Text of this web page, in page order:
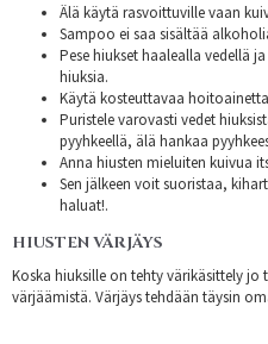
Älä käytä rasvoittuville vaan
Sampoo ei saa sisältää
Pese hiukset haalealla vedellä
hiuksia.
Käytä kosteuttavaa
Puristele varovasti vedet
pyyhkeellä, älä hankaa
Anna hiusten mieluiten kuivua
Sen jälkeen voit suoristaa,
haluat!.
HIUSTEN VÄRJÄYS
Koska hiuksille on tehty värikäsittely
värjäämistä. Värjäys tehdään täysin